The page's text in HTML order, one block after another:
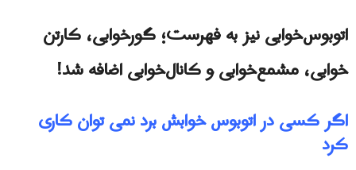
اتوبوس‌خوابی نیز به فهرست؛ گورخوابی، کارتن
خوابى، مشمع‌خوابی و کانال‌خوابی اضافه شد!
اگر کسی در اتوبوس خوابش برد نمی توان کاری
کرد